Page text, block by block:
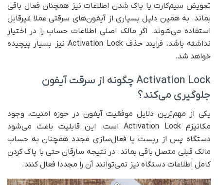
تعویض سیم‌کارت یا پاک شدن اطلاعات نیز همچنان فعال باقی
بماند. به همین دلیل بسیاری از آیفون‌های سرقتی عملا غیرقابل
استفاده می‌شوند. اگر مالک اصلی اطلاعات حساب را در اختیار
نداشته باشد، فرایند حذف Activation Lock نیز بسیار پیچیده
خواهد شد.
Activation Lock چگونه از سرقت آیفون
جلوگیری می‌کند؟
یکی از مهم‌ترین دلایل موفقیت آیفون در حوزه امنیت، وجود
مکانیزم Activation Lock است. این قابلیت باعث می‌شود
دستگاه پس از ریست یا فعال‌سازی مجدد همچنان به حساب
مالک قبلی متصل باقی بماند. در نتیجه سارقان حتی با پاک کردن
کامل اطلاعات دستگاه نیز نمی‌توانند آن را مجددا فعال کنند.